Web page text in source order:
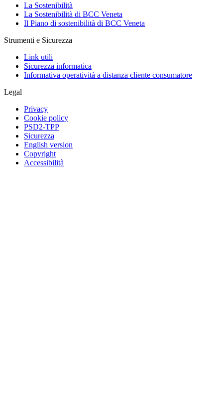
La Sostenibilità
La Sostenibilità di BCC Veneta
Il Piano di sostenibilità di BCC Veneta
Strumenti e Sicurezza
Link utili
Sicurezza informatica
Informativa operatività a distanza cliente consumatore
Legal
Privacy
Cookie policy
PSD2-TPP
Sicurezza
English version
Copyright
Accessibilità